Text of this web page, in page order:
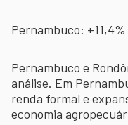
Pernambuco:
Pernambuco e
análise. Em
renda formal e
economia